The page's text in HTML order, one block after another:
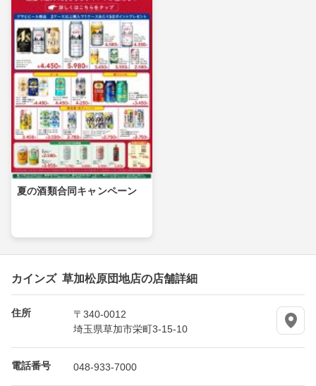
夏の酒類合同キャンペーン
カインズ 草加松原団地店の店舗詳細
住所
〒340-0012
埼玉県草加市栄町3-15-10
電話番号 048-933-7000